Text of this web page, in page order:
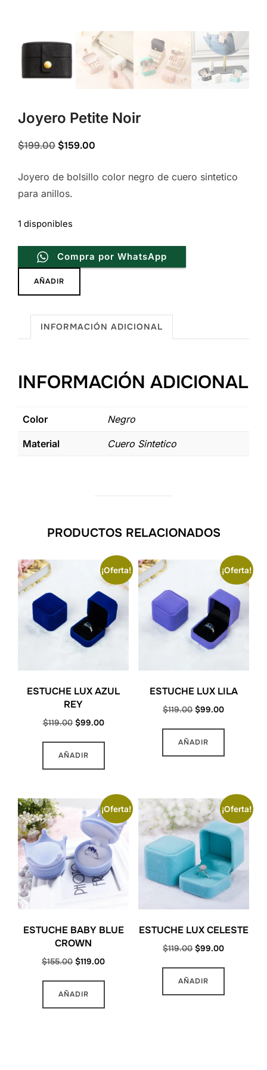
Joyero Petite Noir
$199.00 Original
was:
$199.00.
$159.00
is:
Joyero de bolsillo color negro de cuero sintetico
para anillos.
1 disponibles
Compra por WhatsApp
Joyero
Petite
cantidad
AÑADIR
INFORMACIÓN ADICIONAL
INFORMACIÓN ADICIONAL
Color Negro
Material Cuero Sintetico
PRODUCTOS RELACIONADOS
¡Oferta!
ESTUCHE LUX AZUL
REY
$119.00 Original
was:
$99.00Current
AÑADIR
¡Oferta!
ESTUCHE LUX LILA
$119.00 Original
was:
$99.00Current
AÑADIR
¡Oferta!
ESTUCHE BABY BLUE
CROWN
$155.00 Original
was:
$119.00Current
AÑADIR
¡Oferta!
ESTUCHE LUX CELESTE
$119.00 Original
was:
$99.00Current
AÑADIR